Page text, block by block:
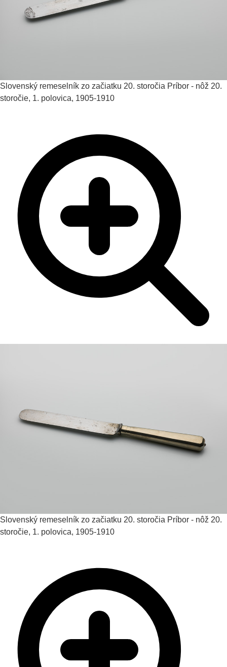
Slovenský remeselník zo začiatku 20. storočia Príbor - nôž 20.
storočie, 1. polovica, 1905-1910
Slovenský remeselník zo začiatku 20. storočia Príbor - nôž 20.
storočie, 1. polovica, 1905-1910